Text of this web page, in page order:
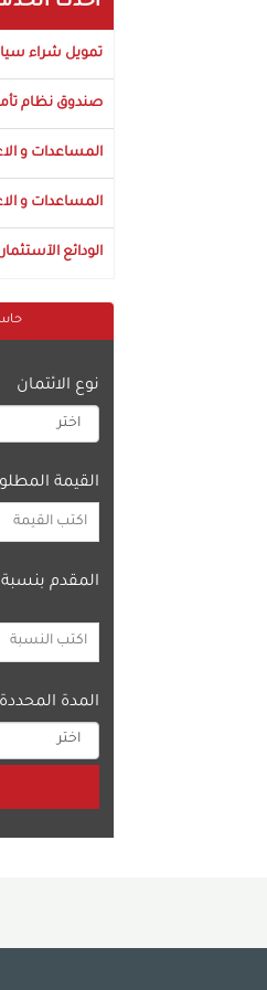
تمويل شراء
صندوق نظام
المساعدات و
المساعدات و
الودائع
نوع الائتمان
القيمة
المقدم بنسبة
المدة